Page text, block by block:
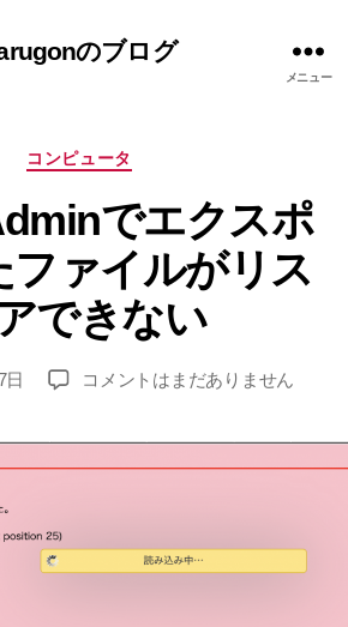
のブログ
メニュー
カ
ゴ
リ
ー
コンピュータ
でエクスポ
ファイルがリス
できない
稿
作
者
:
ar
日
phpMyAdmin
コメントはまだありません